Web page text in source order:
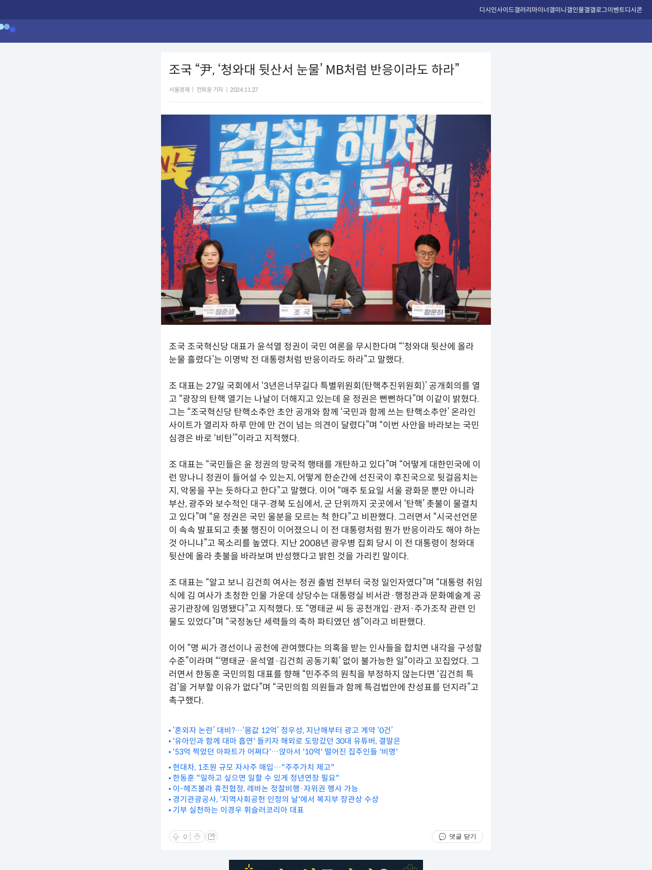
디시인사이드갤러리마이너갤미니갤인물갤갤로그이벤트디시콘
조국 “尹, ‘청와대 뒷산서 눈물’ MB처럼 반응이라도 하라”
서울경제 전희윤 기자 2024.11.27
조국 조국혁신당 대표가 윤석열 정권이 국민 여론을 무시한다며 “‘청와대 뒷산에 올라
눈물 흘렸다’는 이명박 전 대통령처럼 반응이라도 하라”고 말했다.
조 대표는 27일 국회에서 ‘3년은너무길다 특별위원회(탄핵추진위원회)’ 공개회의를 열
고 “광장의 탄핵 열기는 나날이 더해지고 있는데 윤 정권은 뻔뻔하다”며 이같이 밝혔다.
그는 “조국혁신당 탄핵소추안 초안 공개와 함께 ‘국민과 함께 쓰는 탄핵소추안’ 온라인
사이트가 열리자 하루 만에 만 건이 넘는 의견이 달렸다”며 “이번 사안을 바라보는 국민
심경은 바로 ‘비탄’”이라고 지적했다.
조 대표는 “국민들은 윤 정권의 망국적 행태를 개탄하고 있다”며 “어떻게 대한민국에 이
런 망나니 정권이 들어설 수 있는지, 어떻게 한순간에 선진국이 후진국으로 뒷걸음치는
지, 악몽을 꾸는 듯하다고 한다”고 말했다. 이어 “매주 토요일 서울 광화문 뿐만 아니라
부산, 광주와 보수적인 대구‧경북 도심에서, 군 단위까지 곳곳에서 ‘탄핵’ 촛불이 물결치
고 있다”며 “윤 정권은 국민 울분을 모르는 척 한다”고 비판했다. 그러면서 “시국선언문
이 속속 발표되고 촛불 행진이 이어졌으니 이 전 대통령처럼 뭔가 반응이라도 해야 하는
것 아니냐”고 목소리를 높였다. 지난 2008년 광우병 집회 당시 이 전 대통령이 청와대
뒷산에 올라 촛불을 바라보며 반성했다고 밝힌 것을 가리킨 말이다.
조 대표는 “알고 보니 김건희 여사는 정권 출범 전부터 국정 일인자였다”며 “대통령 취임
식에 김 여사가 초청한 인물 가운데 상당수는 대통령실 비서관·행정관과 문화예술계 공
공기관장에 임명됐다”고 지적했다. 또 “명태균 씨 등 공천개입·관저·주가조작 관련 인
물도 있었다”며 “국정농단 세력들의 축하 파티였던 셈”이라고 비판했다.
이어 “명 씨가 경선이나 공천에 관여했다는 의혹을 받는 인사들을 합치면 내각을 구성할
수준”이라며 “‘명태균·윤석열·김건희 공동기획’ 없이 불가능한 일”이라고 꼬집었다. 그
러면서 한동훈 국민의힘 대표를 향해 “민주주의 원칙을 부정하지 않는다면 ‘김건희 특
검’을 거부할 이유가 없다”며 “국민의힘 의원들과 함께 특검법안에 찬성표를 던지라”고
촉구했다.
‘혼외자 논란’ 대비?…‘몸값 12억’ 정우성, 지난해부터 광고 계약 ‘0건’
'유아인과 함께 대마 흡연' 들키자 해외로 도망갔던 30대 유튜버, 결말은
'53억 찍었던 아파트가 어쩌다'…앉아서 '10억' 떨어진 집주인들 '비명'
현대차, 1조원 규모 자사주 매입…"주주가치 제고"
한동훈 "일하고 싶으면 일할 수 있게 정년연장 필요"
이-헤즈볼라 휴전협정, 레바논 정찰비행·자위권 행사 가능
경기관광공사, '지역사회공헌 인정의 날'에서 복지부 장관상 수상
기부 실천하는 이경우 휘슬러코리아 대표
0 댓글 닫기